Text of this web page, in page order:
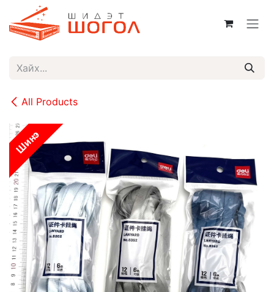
Skip to Content
All Products
Шинэ